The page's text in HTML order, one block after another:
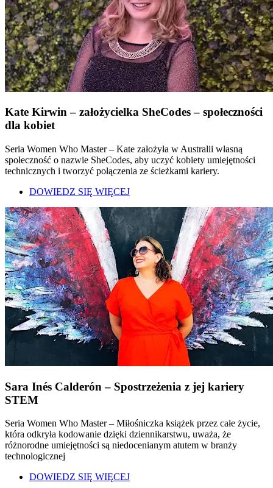
Kate Kirwin – założycielka SheCodes – społeczności
dla kobiet
Seria Women Who Master – Kate założyła w Australii własną
społeczność o nazwie SheCodes, aby uczyć kobiety umiejętności
technicznych i tworzyć połączenia ze ścieżkami kariery.
DOWIEDZ SIĘ WIĘCEJ
Sara Inés Calderón – Spostrzeżenia z jej kariery
STEM
Seria Women Who Master – Miłośniczka książek przez całe życie,
która odkryła kodowanie dzięki dziennikarstwu, uważa, że
różnorodne umiejętności są niedocenianym atutem w branży
technologicznej
DOWIEDZ SIĘ WIĘCEJ